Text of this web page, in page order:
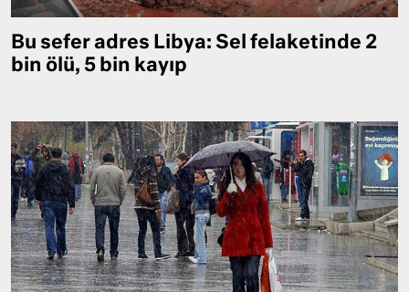
Bu sefer adres Libya: Sel felaketinde 2
bin ölü, 5 bin kayıp